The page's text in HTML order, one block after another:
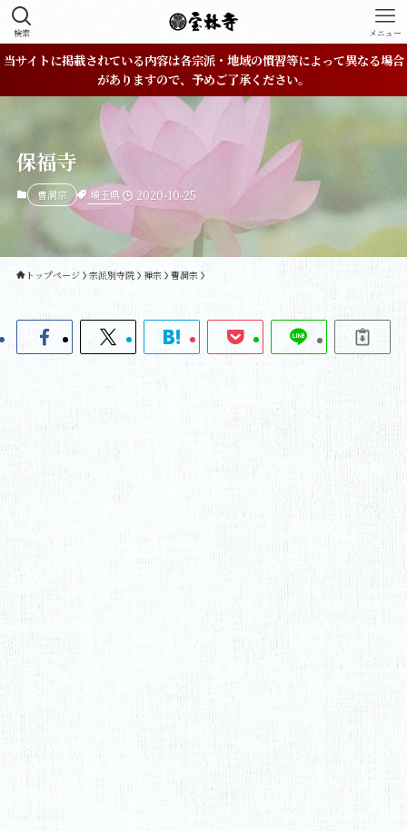
検索 メニュー
当サイトに掲載されている内容は各宗派・地域の慣習等によって異なる場合
がありますので、予めご了承ください。
保福寺
曹洞宗 埼玉県 2020-10-25
トップページ 宗派別寺院 禅宗 曹洞宗